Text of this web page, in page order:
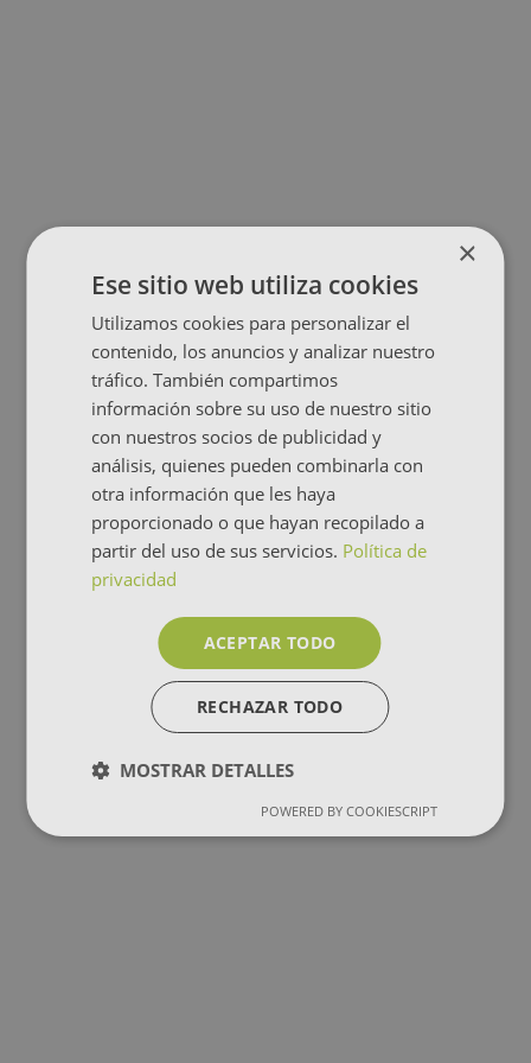
×
Ese sitio web utiliza cookies
Utilizamos cookies para personalizar el
contenido, los anuncios y analizar nuestro
tráfico. También compartimos
información sobre su uso de nuestro sitio
con nuestros socios de publicidad y
análisis, quienes pueden combinarla con
otra información que les haya
proporcionado o que hayan recopilado a
partir del uso de sus servicios. Política de
privacidad
ACEPTAR TODO
RECHAZAR TODO
MOSTRAR DETALLES
POWERED BY COOKIESCRIPT